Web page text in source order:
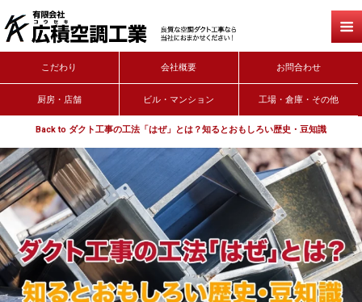
こだわり 会社概要 お問合わせ
厨房・店舗 ビル・マンション 工場・倉庫・その他
Back to ダクト工事の工法「はぜ」とは？知るとおもしろい歴史・豆知識